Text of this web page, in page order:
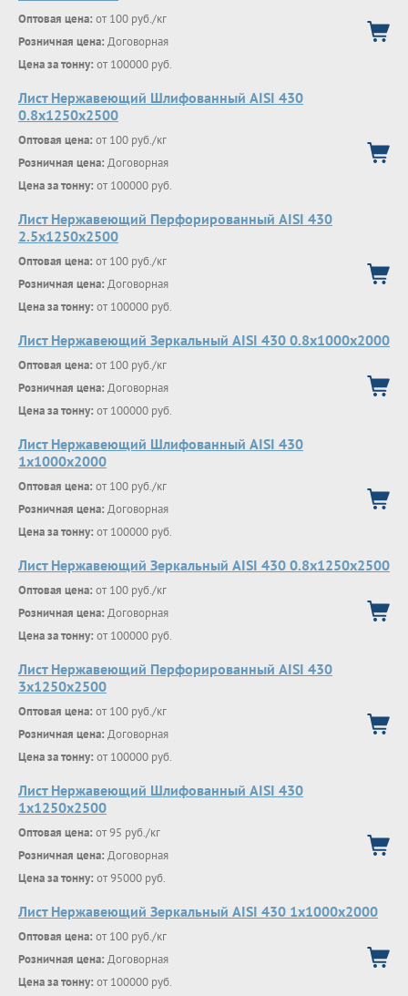
Оптовая цена: от 100 руб./кг
Розничная цена: Договорная
Цена за тонну: от 100000 руб.
Лист Нержавеющий Шлифованный AISI 430
0.8х1250х2500
Оптовая цена: от 100 руб./кг
Розничная цена: Договорная
Цена за тонну: от 100000 руб.
Лист Нержавеющий Перфорированный AISI 430
2.5х1250х2500
Оптовая цена: от 100 руб./кг
Розничная цена: Договорная
Цена за тонну: от 100000 руб.
Лист Нержавеющий Зеркальный AISI 430 0.8х1000х2000
Оптовая цена: от 100 руб./кг
Розничная цена: Договорная
Цена за тонну: от 100000 руб.
Лист Нержавеющий Шлифованный AISI 430
1х1000х2000
Оптовая цена: от 100 руб./кг
Розничная цена: Договорная
Цена за тонну: от 100000 руб.
Лист Нержавеющий Зеркальный AISI 430 0.8х1250х2500
Оптовая цена: от 100 руб./кг
Розничная цена: Договорная
Цена за тонну: от 100000 руб.
Лист Нержавеющий Перфорированный AISI 430
3х1250х2500
Оптовая цена: от 100 руб./кг
Розничная цена: Договорная
Цена за тонну: от 100000 руб.
Лист Нержавеющий Шлифованный AISI 430
1х1250х2500
Оптовая цена: от 95 руб./кг
Розничная цена: Договорная
Цена за тонну: от 95000 руб.
Лист Нержавеющий Зеркальный AISI 430 1х1000х2000
Оптовая цена: от 100 руб./кг
Розничная цена: Договорная
Цена за тонну: от 100000 руб.